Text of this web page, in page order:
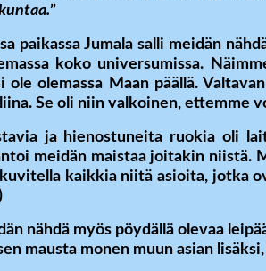
”
paikassa Jumala salli meidän
koko universumissa.
ole olemassa Maan päällä.
Se oli niin valkoinen, ettemme
ja hienostuneita ruokia oli
meidän maistaa joitakin niistä.
kaikkia niitä asioita, jotka
nähdä myös pöydällä olevaa
mausta monen muun asian